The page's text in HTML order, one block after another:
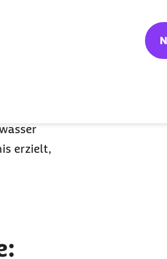
oder
auf
erzielt,